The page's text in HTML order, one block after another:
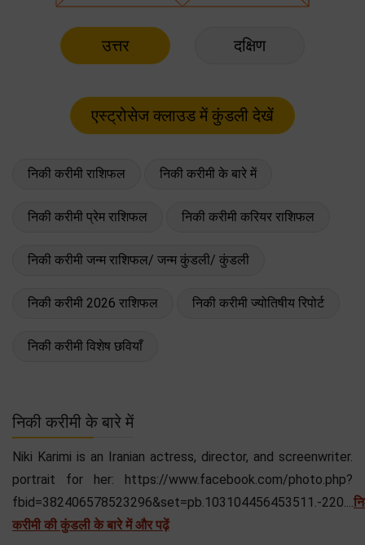
उत्तर दक्षिण
निकी करीमी राशिफल निकी करीमी के बारे में
निकी करीमी प्रेम राशिफल निकी करीमी करियर राशिफल
निकी करीमी जन्म राशिफल/ जन्म कुंडली/ कुंडली
निकी करीमी 2026 राशिफल निकी करीमी ज्योतिषीय रिपोर्ट
निकी करीमी विशेष छवियाँ
निकी करीमी के बारे में
Niki Karimi is an Iranian actress, director, and screenwriter.
portrait for her: https://www.facebook.com/photo.php?
fbid=382406578523296&set=pb.103104456453511.-220....
करीमी की कुंडली के बारे में और पढ़ें